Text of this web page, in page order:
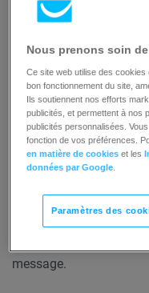
En haut, vous pouvez
Chats fermés, les
Paramètres.
La partie
Sur le côté gauche se
également une liste
verrez le nom de
message.
Nous prenons soin
Ce site web utilise des
bon fonctionnement du site,
Ils soutiennent nos efforts
publicités, et permettent à nos
publicités personnalisées.
fonction de vos préférences.
en matière de cookies et les
données par Google
Paramètres des